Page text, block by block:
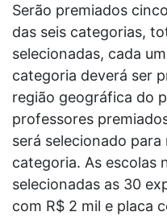
Serão premiados
das seis categorias,
selecionadas, cada
categoria deverá ser
região geográfica do
professores
será selecionado
categoria. As escolas
selecionadas as 30
com R$ 2 mil e placa